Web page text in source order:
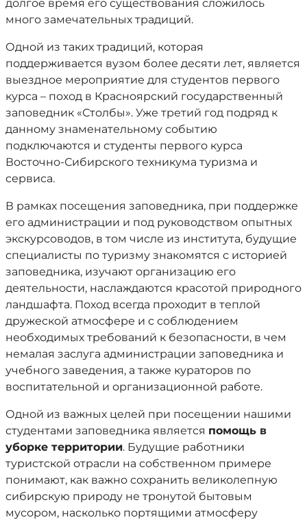
долгое время его существования сложилось
много замечательных традиций.
Одной из таких традиций, которая
поддерживается вузом более десяти лет, является
выездное мероприятие для студентов первого
курса – поход в Красноярский государственный
заповедник «Столбы». Уже третий год подряд к
данному знаменательному событию
подключаются и студенты первого курса
Восточно-Сибирского техникума туризма и
сервиса.
В рамках посещения заповедника, при поддержке
его администрации и под руководством опытных
экскурсоводов, в том числе из института, будущие
специалисты по туризму знакомятся с историей
заповедника, изучают организацию его
деятельности, наслаждаются красотой природного
ландшафта. Поход всегда проходит в теплой
дружеской атмосфере и с соблюдением
необходимых требований к безопасности, в чем
немалая заслуга администрации заповедника и
учебного заведения, а также кураторов по
воспитательной и организационной работе.
Одной из важных целей при посещении нашими
студентами заповедника является помощь в
уборке территории. Будущие работники
туристской отрасли на собственном примере
понимают, как важно сохранить великолепную
сибирскую природу не тронутой бытовым
мусором, насколько портящими атмосферу